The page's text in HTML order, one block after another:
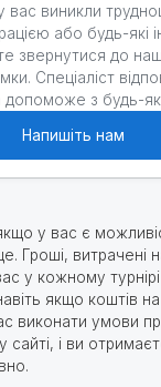
вас виникли
або будь-які
звернутися до
Спеціаліст
допоможе з будь-
Напишіть нам
у вас є
Гроші, витрачені
у кожному
якщо коштів
виконати умови
сайті, і ви